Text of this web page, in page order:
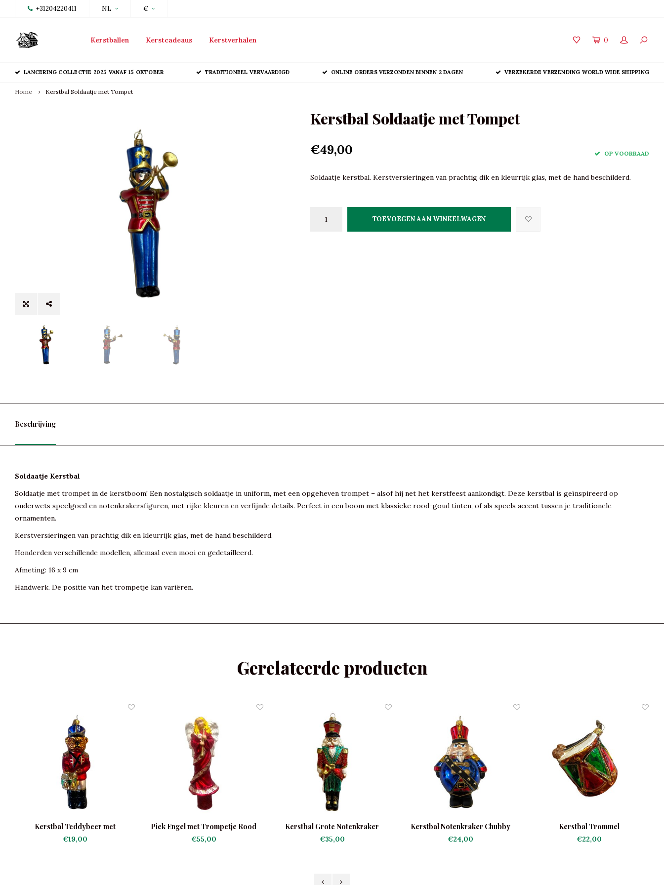
+31204220411 NL €
Kerstballen Kerstcadeaus Kerstverhalen 0
LANCERING COLLECTIE 2025 VANAF 15 OKTOBER TRADITIONEEL VERVAARDIGD ONLINE ORDERS VERZONDEN BINNEN 2 DAGEN VERZEKERDE VERZENDING WORLD WIDE SHIPPING
Home Kerstbal Soldaatje met Tompet
Kerstbal Soldaatje met Tompet
€49,00 OP VOORRAAD
Soldaatje kerstbal. Kerstversieringen van prachtig dik en kleurrijk glas, met de hand beschilderd.
TOEVOEGEN AAN WINKELWAGEN
Beschrijving
Soldaatje Kerstbal
Soldaatje met trompet in de kerstboom! Een nostalgisch soldaatje in uniform, met een opgeheven trompet – alsof hij net het kerstfeest aankondigt. Deze kerstbal is geïnspireerd op
ouderwets speelgoed en notenkrakersfiguren, met rijke kleuren en verfijnde details. Perfect in een boom met klassieke rood-goud tinten, of als speels accent tussen je traditionele
ornamenten.
Kerstversieringen van prachtig dik en kleurrijk glas, met de hand beschilderd.
Honderden verschillende modellen, allemaal even mooi en gedetailleerd.
Afmeting: 16 x 9 cm
Handwerk. De positie van het trompetje kan variëren.
Gerelateerde producten
Kerstbal Teddybeer met
Trommeltje
€19,00
Piek Engel met Trompetje Rood
€55,00
Kerstbal Grote Notenkraker
€35,00
Kerstbal Notenkraker Chubby
€24,00
Kerstbal Trommel
€22,00